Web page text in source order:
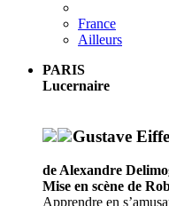
France
Ailleurs
PARIS
Lucernaire
Gustave
de Alexandre
Mise en scène de
Apprendre en